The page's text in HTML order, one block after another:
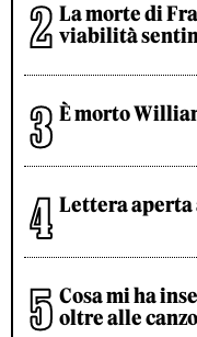
La morte di
viabilità
È morto
Lettera aperta
Cosa mi ha
oltre alle